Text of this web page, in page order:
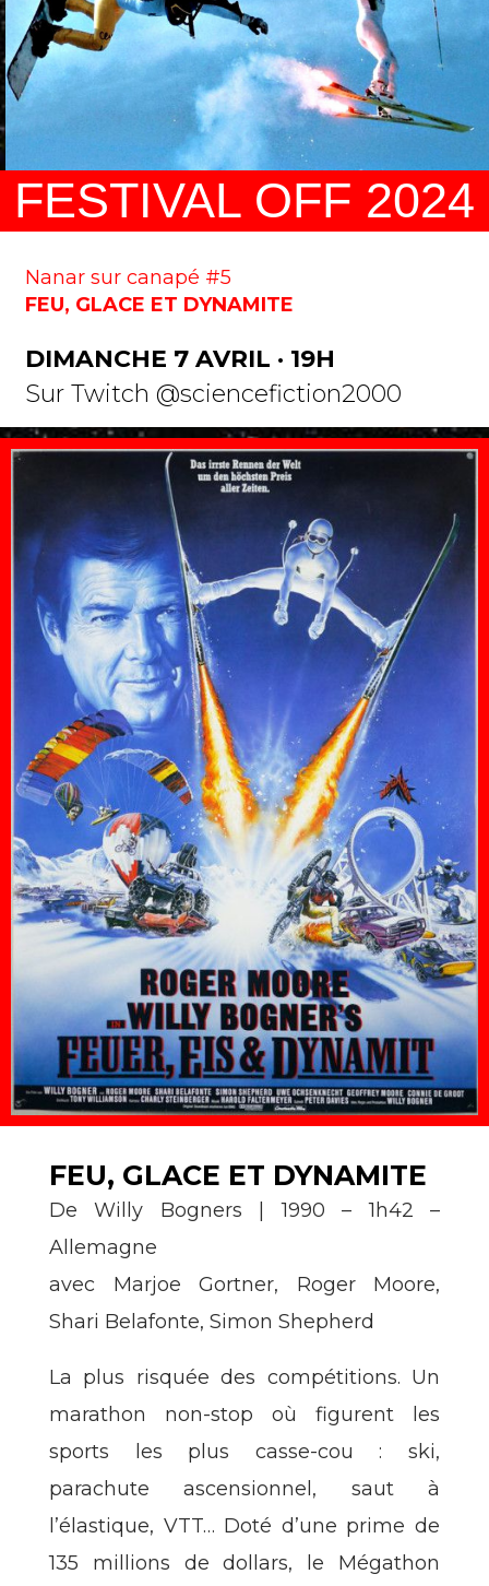
FESTIVAL OFF 2024
Nanar sur canapé #5
FEU, GLACE ET DYNAMITE
DIMANCHE 7 AVRIL · 19H
Sur Twitch @sciencefiction2000
FEU, GLACE ET DYNAMITE
De Willy Bogners | 1990 – 1h42 –
Allemagne
avec Marjoe Gortner, Roger Moore,
Shari Belafonte, Simon Shepherd
La plus risquée des compétitions. Un
marathon non-stop où figurent les
sports les plus casse-cou : ski,
parachute ascensionnel, saut à
l’élastique, VTT… Doté d’une prime de
135 millions de dollars, le Mégathon